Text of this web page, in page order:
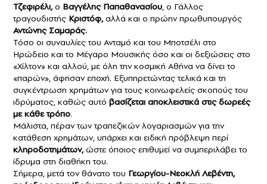
Τζεφιρέλι,ο Βαγγέλης Παπαθανασίου, ο Γάλλος
τραγουδιστής Κριστόφ,αλλά και ο πρώην πρωθυπουργός
Αντώνης Σαμαράς.
Τόσο οι συναυλίες του Ανταμό και του Μποτσέλι στο
Ηρώδειο και το Μέγαρο Μουσικής όσο και οι δεξιώσεις στο
«Χίλτον» και αλλού, με όλη την κοσμική Αθήνα να δίνει το
«παρών», άφησαν εποχή. Εξυπηρετώντας τελικά και τη
συγκέντρωση χρημάτων για τους κοινωφελείς σκοπούς του
ιδρύματος, καθώς αυτό βασίζεται αποκλειστικά στις δωρεές
με κάθε τρόπο.
Μάλιστα, πέραν των τραπεζικών λογαριασμών για την
κατάθεση χρημάτων, υπάρχει και ειδική πρόβλεψη περί
κληροδοτημάτων,ώστε όποιος επιθυμεί να συμπεριλάβει το
ίδρυμα στη διαθήκη του.
Σήμερα, μετά τον θάνατο του Γεωργίου-Νεοκλή Λεβέντη,